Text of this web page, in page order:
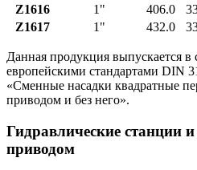
Z1616
1" 406.0
Z1617
1" 432.0
Данная продукция выпускается в
европейскими стандартами DIN
«Cменные насадки квадратные
приводом и без него».
Гидравлические станции
приводом